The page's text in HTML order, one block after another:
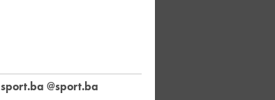
sport.ba @sport.ba